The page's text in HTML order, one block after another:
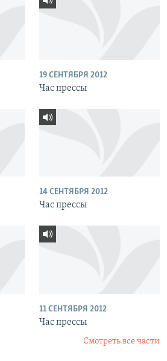
19 СЕНТЯБРЯ 2012
Час прессы
14 СЕНТЯБРЯ 2012
Час прессы
11 СЕНТЯБРЯ 2012
Час прессы
Смотреть все части